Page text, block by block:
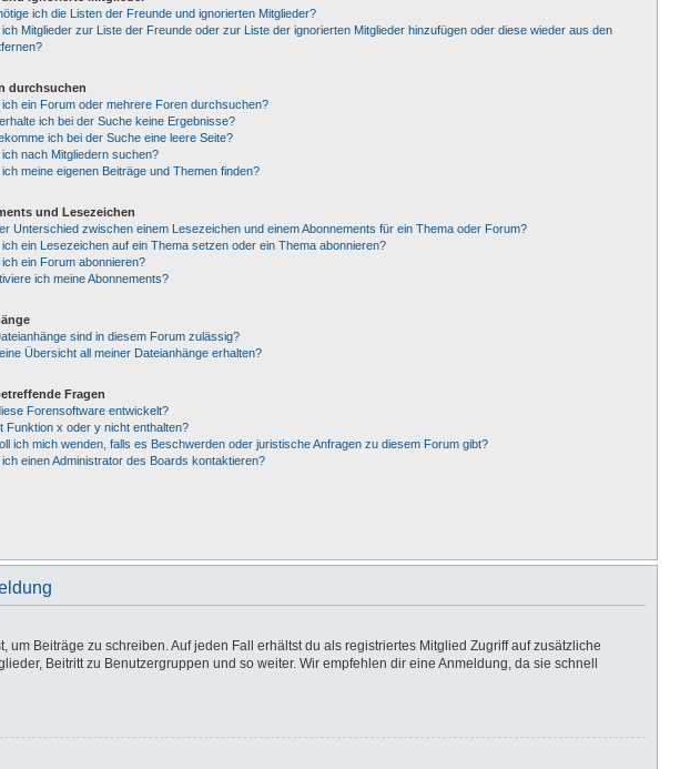
ich die Listen der Freunde und ignorierten Mitglieder?
Mitglieder zur Liste der Freunde oder zur Liste der ignorierten Mitglieder hinzufügen oder diese wieder aus den
durchsuchen
ich ein Forum oder mehrere Foren durchsuchen?
ich bei der Suche keine Ergebnisse?
ich bei der Suche eine leere Seite?
nach Mitgliedern suchen?
meine eigenen Beiträge und Themen finden?
und Lesezeichen
Unterschied zwischen einem Lesezeichen und einem Abonnements für ein Thema oder Forum?
ein Lesezeichen auf ein Thema setzen oder ein Thema abonnieren?
ein Forum abonnieren?
ich meine Abonnements?
sind in diesem Forum zulässig?
Übersicht all meiner Dateianhänge erhalten?
Fragen
Forensoftware entwickelt?
Funktion x oder y nicht enthalten?
ich mich wenden, falls es Beschwerden oder juristische Anfragen zu diesem Forum gibt?
einen Administrator des Boards kontaktieren?
Beiträge zu schreiben. Auf jeden Fall erhältst du als registriertes Mitglied Zugriff auf zusätzliche
Beitritt zu Benutzergruppen und so weiter. Wir empfehlen dir eine Anmeldung, da sie schnell